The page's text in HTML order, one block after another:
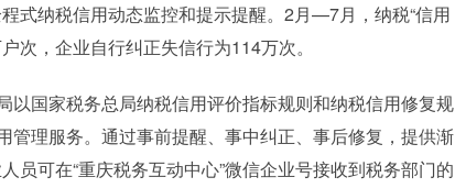
式纳税信用动态监控和提示提醒。2月—7月，纳税“信用
次，企业自行纠正失信行为114万次。
以国家税务总局纳税信用评价指标规则和纳税信用修复规
管理服务。通过事前提醒、事中纠正、事后修复，提供渐
员可在“重庆税务互动中心”微信企业号接收到税务部门的